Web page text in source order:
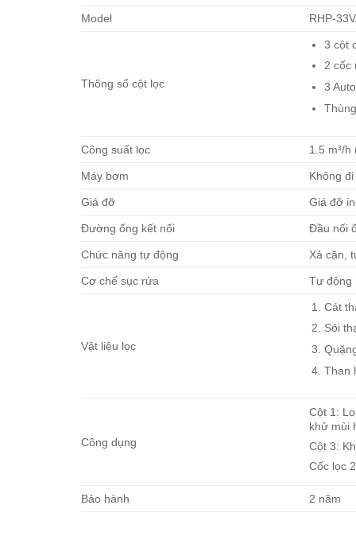
Model
RHP-
Thông số cột lọc
3 cột
2 cốc
3
Công suất lọc 1.5 m³/
Máy bơm Không
Giá đỡ Giá đỡ
Đường ống kết nối Đầu nối
Chức năng tự động Xả cặn,
Cơ chế sục rửa Tự động
Vật liệu lọc
Cát
Sỏi
Than
Công dụng
Cột 1:
khử mùi
Cột 3:
Cốc lọc
Bảo hành 2 năm